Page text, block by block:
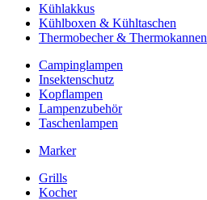
Kühlakkus
Kühlboxen & Kühltaschen
Thermobecher & Thermokannen
Campinglampen
Insektenschutz
Kopflampen
Lampenzubehör
Taschenlampen
Marker
Grills
Kocher